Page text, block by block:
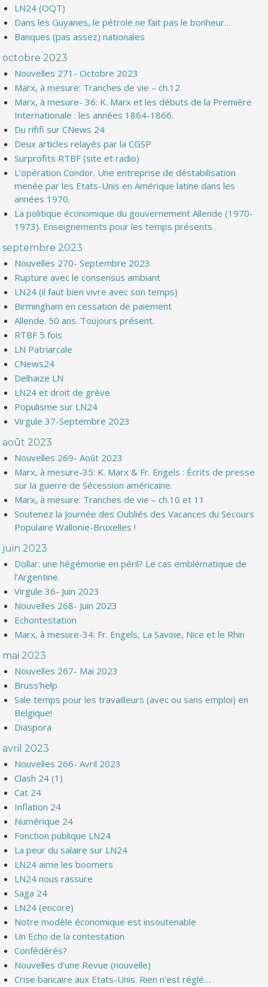
LN24 (OQT)
Dans les Guyanes, le pétrole ne fait pas le bonheur…
Banques (pas assez) nationales
octobre 2023
Nouvelles 271- Octobre 2023
Marx, à mesure: Tranches de vie – ch.12
Marx, à mesure- 36: K. Marx et les débuts de la Première
Internationale : les années 1864-1866.
Du rififi sur CNews 24
Deux articles relayés par la CGSP
Surprofits RTBF (site et radio)
L’opération Condor. Une entreprise de déstabilisation
menée par les Etats-Unis en Amérique latine dans les
années 1970.
La politique économique du gouvernement Allende (1970-
1973). Enseignements pour les temps présents.
septembre 2023
Nouvelles 270- Septembre 2023
Rupture avec le consensus ambiant
LN24 (il faut bien vivre avec son temps)
Birmingham en cessation de paiement
Allende. 50 ans. Toujours présent.
RTBF 5 fois
LN Patriarcale
CNews24
Delhaize LN
LN24 et droit de grève
Populisme sur LN24
Virgule 37-Septembre 2023
août 2023
Nouvelles 269- Août 2023
Marx, à mesure-35: K. Marx & Fr. Engels : Écrits de presse
sur la guerre de Sécession américaine.
Marx, à mesure: Tranches de vie – ch.10 et 11
Soutenez la Journée des Oubliés des Vacances du Secours
Populaire Wallonie-Bruxelles !
juin 2023
Dollar: une hégémonie en péril? Le cas emblématique de
l’Argentine.
Virgule 36- Juin 2023
Nouvelles 268- Juin 2023
Echontestation
Marx, à mesure-34: Fr. Engels, La Savoie, Nice et le Rhin
mai 2023
Nouvelles 267- Mai 2023
Bruss'help
Sale temps pour les travailleurs (avec ou sans emploi) en
Belgique!
Diaspora
avril 2023
Nouvelles 266- Avril 2023
Clash 24 (1)
Cat 24
Inflation 24
Numérique 24
Fonction publique LN24
La peur du salaire sur LN24
LN24 aime les boomers
LN24 nous rassure
Saga 24
LN24 (encore)
Notre modèle économique est insoutenable
Un Echo de la contestation
Confédérés?
Nouvelles d'une Revue (nouvelle)
Crise bancaire aux Etats-Unis. Rien n’est réglé…